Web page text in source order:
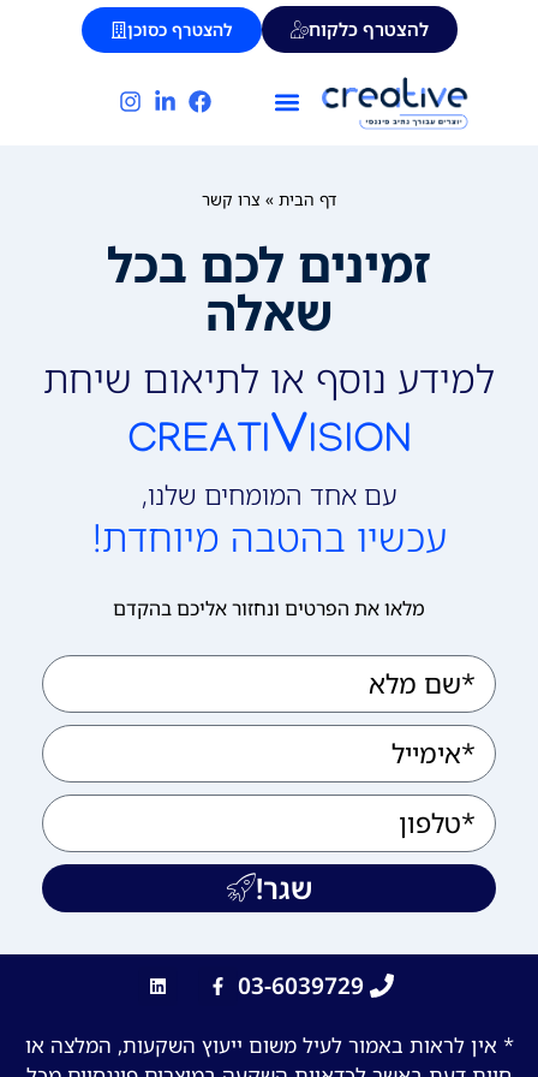
להצטרף כסוכן להצטרף כלקוח
דף הבית » צרו קשר
זמינים לכם בכל
שאלה
למידע נוסף או לתיאום שיחת
CREATIVISION
עם אחד המומחים שלנו,
עכשיו בהטבה מיוחדת!
מלאו את הפרטים ונחזור אליכם בהקדם
שגר!
03-6039729
* אין לראות באמור לעיל משום ייעוץ השקעות, המלצה או